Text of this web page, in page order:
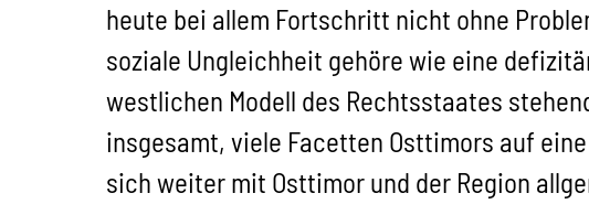
heute bei allem Fortschritt nicht ohne
soziale Ungleichheit gehöre wie eine
westlichen Modell des Rechtsstaates
insgesamt, viele Facetten Osttimors auf
sich weiter mit Osttimor und der Region